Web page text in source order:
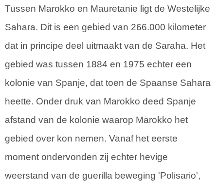
Tussen Marokko en Mauretanie ligt de Westelijke
Sahara. Dit is een gebied van 266.000 kilometer
dat in principe deel uitmaakt van de Saraha. Het
gebied was tussen 1884 en 1975 echter een
kolonie van Spanje, dat toen de Spaanse Sahara
heette. Onder druk van Marokko deed Spanje
afstand van de kolonie waarop Marokko het
gebied over kon nemen. Vanaf het eerste
moment ondervonden zij echter hevige
weerstand van de guerilla beweging 'Polisario',